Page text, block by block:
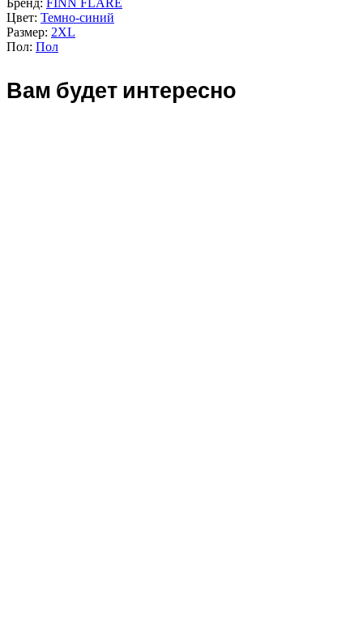
Бренд: FINN FLARE
Цвет: Темно-cиний
Размер: 2XL
Пол: Пол
Вам будет интересно